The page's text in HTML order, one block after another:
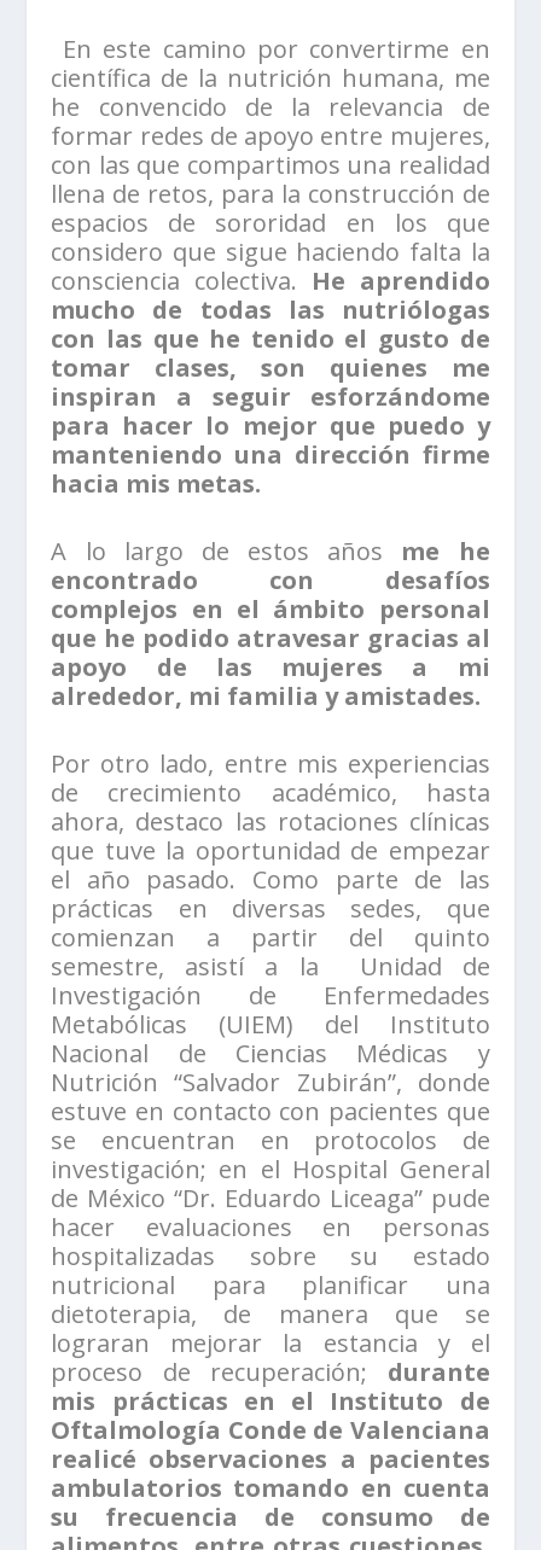
En este camino por convertirme en
científica de la nutrición humana, me
he convencido de la relevancia de
formar redes de apoyo entre mujeres,
con las que compartimos una realidad
llena de retos, para la construcción de
espacios de sororidad en los que
considero que sigue haciendo falta la
consciencia colectiva. He aprendido
mucho de todas las nutriólogas
con las que he tenido el gusto de
tomar clases, son quienes me
inspiran a seguir esforzándome
para hacer lo mejor que puedo y
manteniendo una dirección firme
hacia mis metas.
A lo largo de estos años me he
encontrado con desafíos
complejos en el ámbito personal
que he podido atravesar gracias al
apoyo de las mujeres a mi
alrededor, mi familia y amistades.
Por otro lado, entre mis experiencias
de crecimiento académico, hasta
ahora, destaco las rotaciones clínicas
que tuve la oportunidad de empezar
el año pasado. Como parte de las
prácticas en diversas sedes, que
comienzan a partir del quinto
semestre, asistí a la Unidad de
Investigación de Enfermedades
Metabólicas (UIEM) del Instituto
Nacional de Ciencias Médicas y
Nutrición “Salvador Zubirán”, donde
estuve en contacto con pacientes que
se encuentran en protocolos de
investigación; en el Hospital General
de México “Dr. Eduardo Liceaga” pude
hacer evaluaciones en personas
hospitalizadas sobre su estado
nutricional para planificar una
dietoterapia, de manera que se
lograran mejorar la estancia y el
proceso de recuperación; durante
mis prácticas en el Instituto de
Oftalmología Conde de Valenciana
realicé observaciones a pacientes
ambulatorios tomando en cuenta
su frecuencia de consumo de